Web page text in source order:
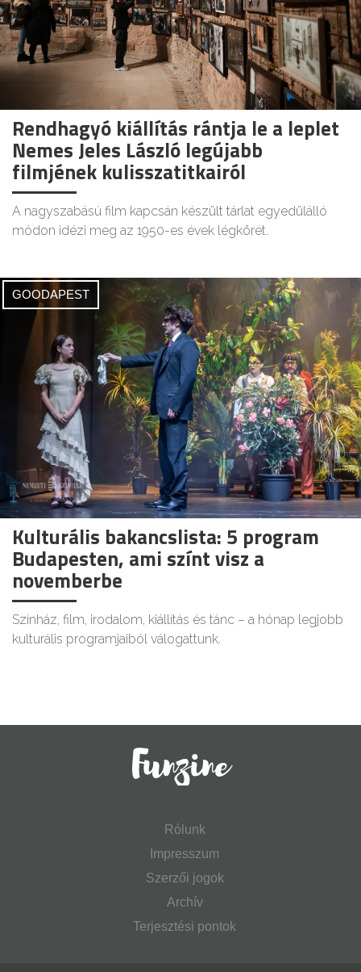
Rendhagyó kiállítás rántja le a leplet
Nemes Jeles László legújabb
filmjének kulisszatitkairól
A nagyszabású film kapcsán készült tárlat egyedülálló
módon idézi meg az 1950-es évek légkörét.
GOODAPEST
Kulturális bakancslista: 5 program
Budapesten, ami színt visz a
novemberbe
Színház, film, irodalom, kiállítás és tánc – a hónap legjobb
kulturális programjaiból válogattunk.
Rólunk
Impresszum
Szerzői jogok
Archív
Terjesztési pontok